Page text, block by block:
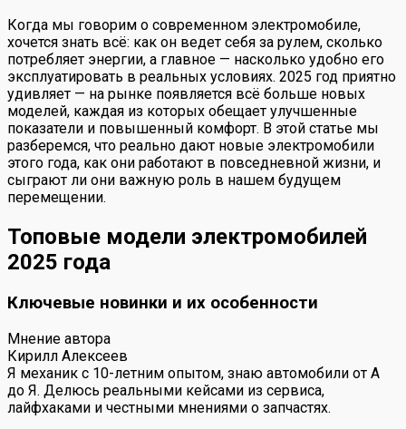
Когда мы говорим о современном электромобиле,
хочется знать всё: как он ведет себя за рулем, сколько
потребляет энергии, а главное — насколько удобно его
эксплуатировать в реальных условиях. 2025 год приятно
удивляет — на рынке появляется всё больше новых
моделей, каждая из которых обещает улучшенные
показатели и повышенный комфорт. В этой статье мы
разберемся, что реально дают новые электромобили
этого года, как они работают в повседневной жизни, и
сыграют ли они важную роль в нашем будущем
перемещении.
Топовые модели электромобилей
2025 года
Ключевые новинки и их особенности
Мнение автора
Кирилл Алексеев
Я механик с 10-летним опытом, знаю автомобили от А
до Я. Делюсь реальными кейсами из сервиса,
лайфхаками и честными мнениями о запчастях.